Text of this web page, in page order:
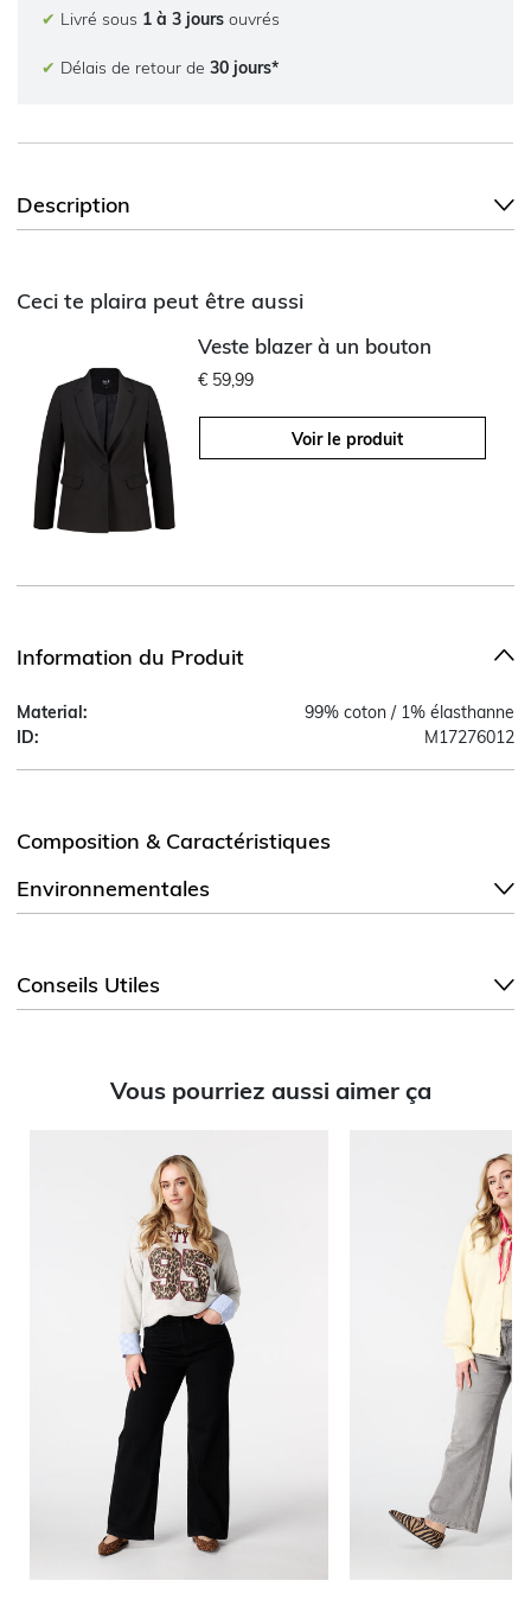
✔ Livré sous 1 à 3 jours ouvrés
✔ Délais de retour de 30 jours*
Description
Ceci te plaira peut être aussi
Veste blazer à un bouton
€ 59,99
Voir le produit
Information du Produit
Material:
99% coton / 1% élasthanne
ID:
M17276012
Composition & Caractéristiques
Environnementales
Conseils Utiles
Vous pourriez aussi aimer ça